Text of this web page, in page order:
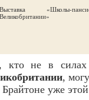
кто не в силах
,
уже